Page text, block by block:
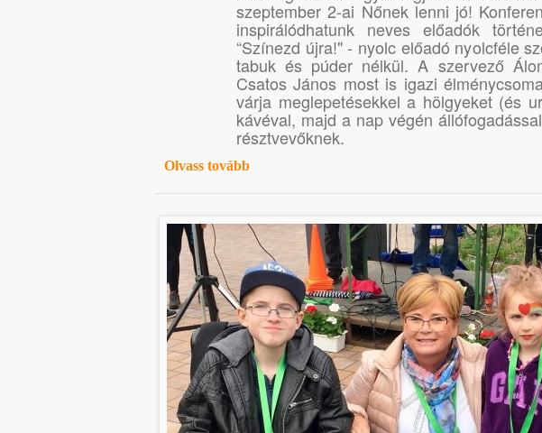
szeptember 2-ai Nőnek lenni jó!
inspirálódhatunk neves előadók
“Színezd újra!" - nyolc előadó nyolcféle
tabuk és púder nélkül. A szervező
Csatos János most is igazi
várja meglepetésekkel a hölgyeket (és
kávéval, majd a nap végén
résztvevőknek.
Olvass tovább